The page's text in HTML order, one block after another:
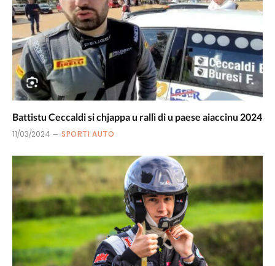
Battistu Ceccaldi si chjappa u rallì di u paese aiaccinu 2024
11/03/2024 SPORTI AUTO